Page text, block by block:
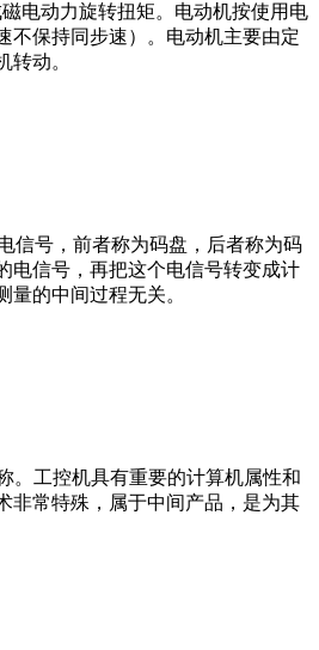
电动力旋转扭矩。电动机按使用电
不保持同步速）。电动机主要由定
动。
信号，前者称为码盘，后者称为码
电信号，再把这个电信号转变成计
的中间过程无关。
。工控机具有重要的计算机属性和
非常特殊，属于中间产品，是为其